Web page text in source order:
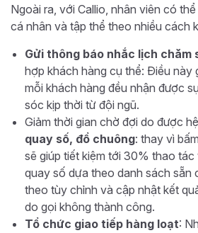
Ngoài ra, với Callio, nhân viên có
cá nhân và tập thể theo nhiều cách
Gửi thông báo nhắc lịch chăm
hợp khách hàng cụ thể: Điều này
mỗi khách hàng đều nhận được
sóc kịp thời từ đội ngũ.
Giảm thời gian chờ đợi do được
quay số, đổ chuông: thay vì
sẽ giúp tiết kiệm tới 30% thao
quay số dựa theo danh sách sẵn
theo tùy chỉnh và cập nhật kết
do gọi không thành công.
Tổ chức giao tiếp hàng loạt: